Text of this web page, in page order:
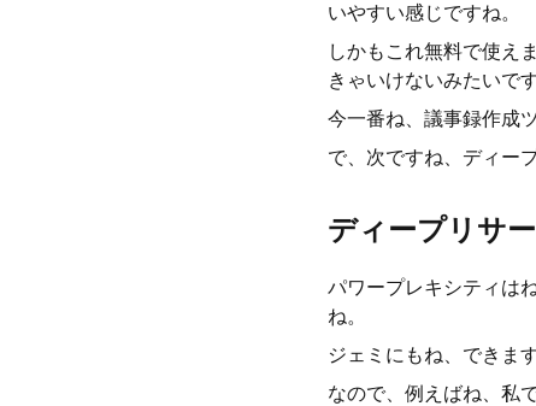
いやすい感じですね。
しかもこれ無料で使え
きゃいけないみたいです
今一番ね、議事録作成
で、次ですね、ディー
ディープリサ
パワープレキシティは
ね。
ジェミにもね、できます
なので、例えばね、私